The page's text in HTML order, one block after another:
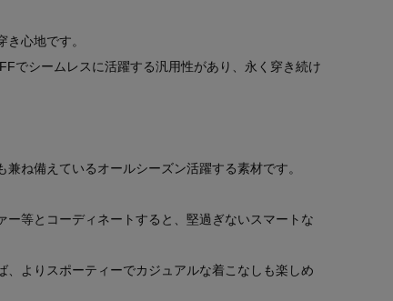
心地です。
でシームレスに活躍する汎用性があり、永く穿き続け
ね備えているオールシーズン活躍する素材です。
ー等とコーディネートすると、堅過ぎないスマートな
、よりスポーティーでカジュアルな着こなしも楽しめ